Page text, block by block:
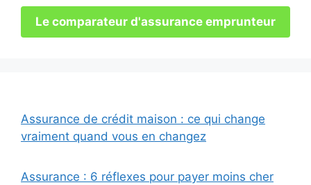
Le comparateur d'assurance emprunteur
Assurance de crédit maison : ce qui change
vraiment quand vous en changez
Assurance : 6 réflexes pour payer moins cher